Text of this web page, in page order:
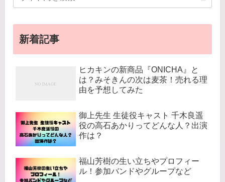
新着記事
ヒカキンの新商品『ONICHA』と
は？みそきんの次は麦茶！売れる理
由を予想してみた
御上先生 生徒役キャスト 千木良遥
役の高石あかりってどんな人？出演
作は？
福山芳樹の生い立ちやプロフィー
ル！参加バンドやグループなど